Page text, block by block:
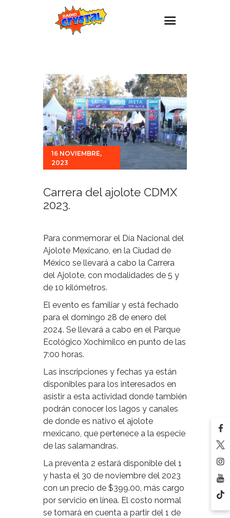
Estaciones
Eventos
Promociones
Noticias
Para ti
Contacto
16 NOVIEMBRE,
2023
Carrera del ajolote CDMX
2023.
Para conmemorar el Día Nacional del
Ajolote Mexicano, en la Ciudad de
México se llevará a cabo la Carrera
del Ajolote, con modalidades de 5 y
de 10 kilómetros.
El evento es familiar y está fechado
para el domingo 28 de enero del
2024. Se llevará a cabo en el Parque
Ecológico Xochimilco en punto de las
7:00 horas.
Las inscripciones y fechas ya están
disponibles para los interesados en
asistir a esta actividad donde también
podrán conocer los lagos y canales
de donde es nativo el ajolote
mexicano, que pertenece a la especie
de las salamandras.
La preventa 2 estará disponible del 1
y hasta el 30 de noviembre del 2023
con un precio de $399.00, más cargo
por servicio en línea. El costo normal
se tomará en cuenta a partir del 1 de